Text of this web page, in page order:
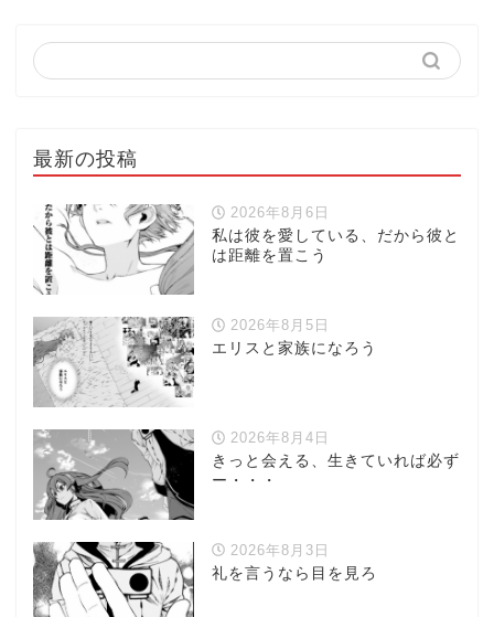
最新の投稿
2026年8月6日
私は彼を愛している、だから彼と
は距離を置こう
2026年8月5日
エリスと家族になろう
2026年8月4日
きっと会える、生きていれば必ず
ー・・・
2026年8月3日
礼を言うなら目を見ろ